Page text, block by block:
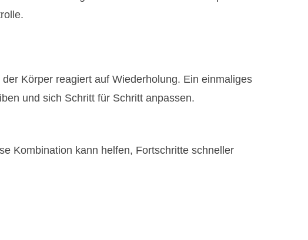
der Körper reagiert auf Wiederholung. Ein einmaliges
und sich Schritt für Schritt anpassen.
Kombination kann helfen, Fortschritte schneller